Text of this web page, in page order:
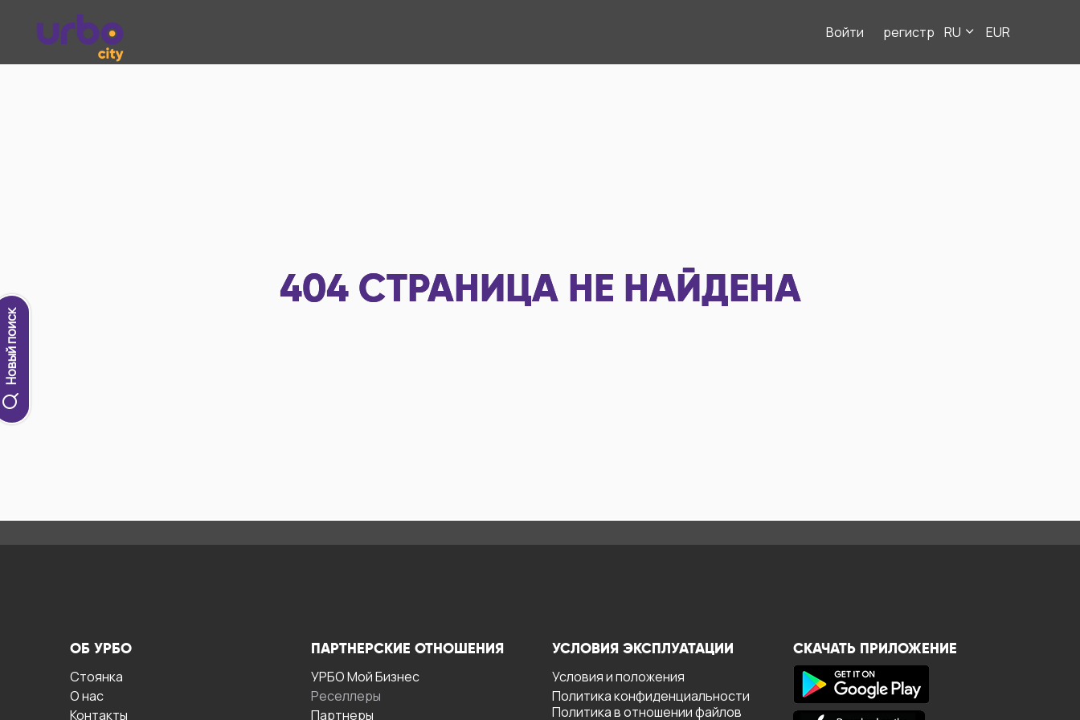
Войти регистр RU EUR
Новый поиск
404 СТРАНИЦА НЕ НАЙДЕНА
ОБ УРБО
Стоянка
О нас
Контакты
ПАРТНЕРСКИЕ ОТНОШЕНИЯ
УРБО Мой Бизнес
Реселлеры
Партнеры
УСЛОВИЯ ЭКСПЛУАТАЦИИ
Условия и положения
Политика конфиденциальности
Политика в отношении файлов
СКАЧАТЬ ПРИЛОЖЕНИЕ